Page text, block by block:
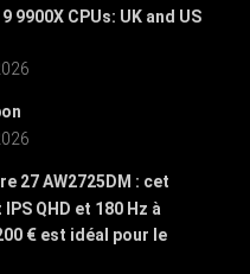
9900X CPUs: UK and US
27 AW2725DM : cet
QHD et 180 Hz à
€ est idéal pour le